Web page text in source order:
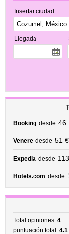
Insertar ciudad
Llegada
Booking desde 46
Venere desde 51 €
Expedia desde
Hotels.com desde
Total opiniones:4
puntuación total:4.1